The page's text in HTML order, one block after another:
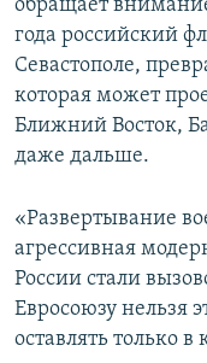
обращает
года российский
Севастополе,
которая может
Ближний Восток,
даже дальше.
«Развертывание
агрессивная
России стали
Евросоюзу нельзя
оставлять только